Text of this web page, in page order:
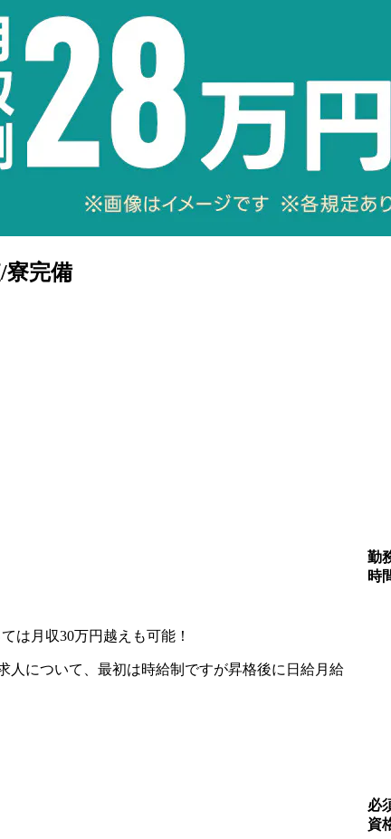
寮完備
は月収30万円越えも可能！
について、最初は時給制ですが昇格後に日給月給
勤
時
必
資